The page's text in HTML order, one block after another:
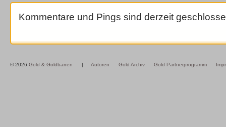
Kommentare und Pings sind derzeit
© 2026 Gold & Goldbarren | Autoren Gold Archiv Gold Partnerprogramm